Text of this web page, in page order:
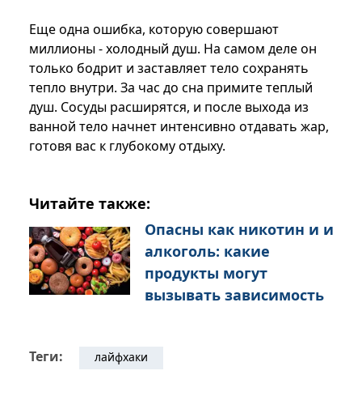
Еще одна ошибка, которую совершают
миллионы - холодный душ. На самом деле он
только бодрит и заставляет тело сохранять
тепло внутри. За час до сна примите теплый
душ. Сосуды расширятся, и после выхода из
ванной тело начнет интенсивно отдавать жар,
готовя вас к глубокому отдыху.
Читайте также:
Опасны как никотин и и
алкоголь: какие
продукты могут
вызывать зависимость
Теги: лайфхаки